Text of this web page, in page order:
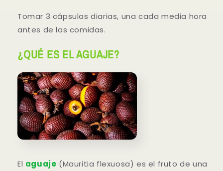
Tomar 3 cápsulas diarias, una cada media hora
antes de las comidas.
¿QUÉ ES EL AGUAJE?
El aguaje (Mauritia flexuosa) es el fruto de una